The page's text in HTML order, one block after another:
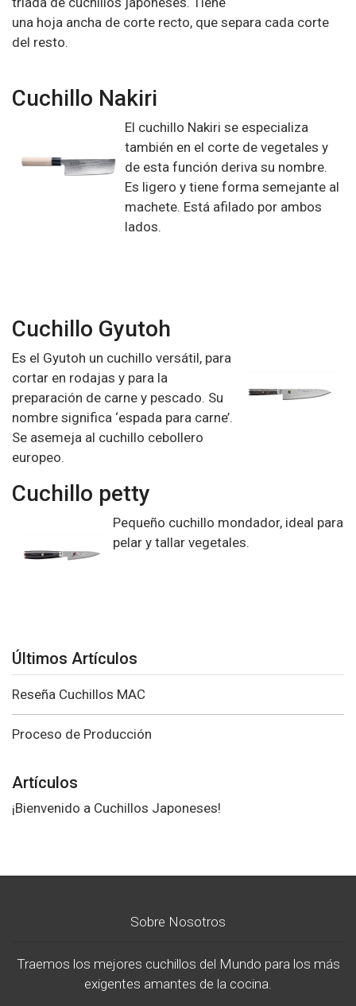
una hoja ancha de corte recto, que separa cada corte
del resto.
Cuchillo Nakiri
El cuchillo Nakiri se especializa
también en el corte de vegetales y
de esta función deriva su nombre.
Es ligero y tiene forma semejante al
machete. Está afilado por ambos
lados.
Cuchillo Gyutoh
Es el Gyutoh un cuchillo versátil, para
cortar en rodajas y para la
preparación de carne y pescado. Su
nombre significa ‘espada para carne’.
Se asemeja al cuchillo cebollero
europeo.
Cuchillo petty
Pequeño cuchillo mondador, ideal para
pelar y tallar vegetales.
Últimos Artículos
Reseña Cuchillos MAC
Proceso de Producción
Artículos
¡Bienvenido a Cuchillos Japoneses!
Sobre Nosotros
Traemos los mejores cuchillos del Mundo para los más
exigentes amantes de la cocina.